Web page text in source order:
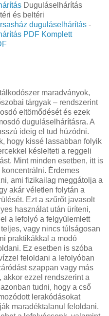
Duguláselhárítás
és beltéri
duguláselhárítás -
PDF Komplett
maradványok,
tárgyak – rendszerint
eltömődését és ezek
duguláselhárításra. A
ideig el tud húzódni.
hogy kissé lassabban folyik
késlelteti a reggeli
Mint minden esetben, itt is
Érdemes
ami fizikailag meggátolja a
akár véletlen folytán a
Ezt a szűrőt javasolt
használat után üríteni,
a lefolyó a felgyülemlett
vagy nincs túlságosan
praktikákkal a modó
Ez esetben is szóba
feloldani a lefolyóban
szappan vagy más
akkor ezzel rendszerint a
tudni, hogy a cső
lerakódásokat
maradéktalanul feloldani.